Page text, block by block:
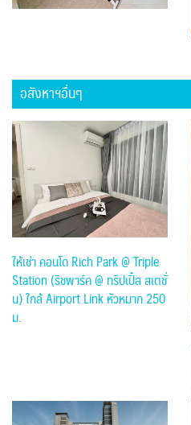
อสังหาฯอื่นๆ
ให้เช่า คอนโด Rich Park @ Triple
Station (ริชพาร์ค @ ทริปเปิ้ล สเตชั่
น) ใกล้ Airport Link หัวหมาก 250
ม.